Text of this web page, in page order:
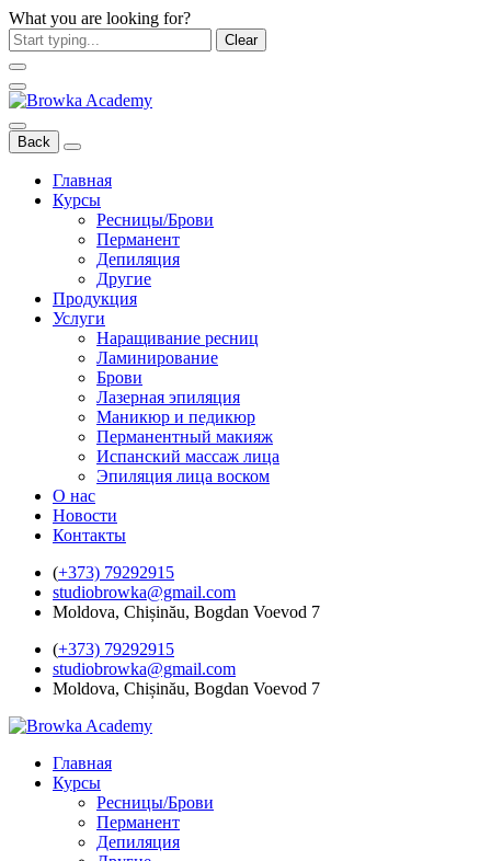
What you are looking for?
Clear
Back
Главная
Курсы
Ресницы/Брови
Перманент
Депиляция
Другие
Продукция
Услуги
Наращивание ресниц
Ламинирование
Брови
Лазерная эпиляция
Маникюр и педикюр
Перманентный макияж
Испанский массаж лица
Эпиляция лица воском
О нас
Новости
Контакты
(+373) 79292915
studiobrowka@gmail.com
Moldova, Chișinău, Bogdan Voevod 7
(+373) 79292915
studiobrowka@gmail.com
Moldova, Chișinău, Bogdan Voevod 7
Главная
Курсы
Ресницы/Брови
Перманент
Депиляция